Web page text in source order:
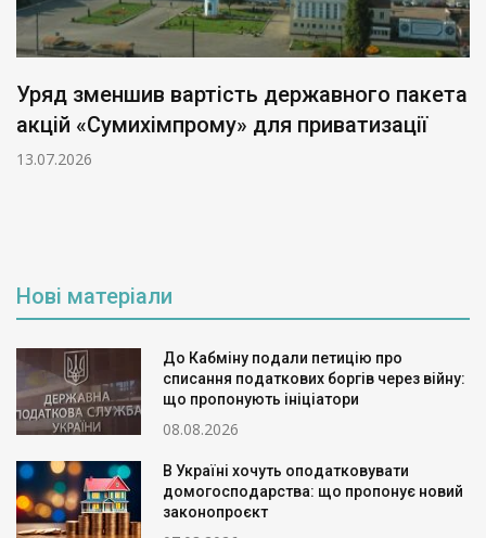
Уряд зменшив вартість державного пакета
акцій «Сумихімпрому» для приватизації
13.07.2026
Нові матеріали
До Кабміну подали петицію про
списання податкових боргів через війну:
що пропонують ініціатори
08.08.2026
В Україні хочуть оподатковувати
домогосподарства: що пропонує новий
законопроєкт